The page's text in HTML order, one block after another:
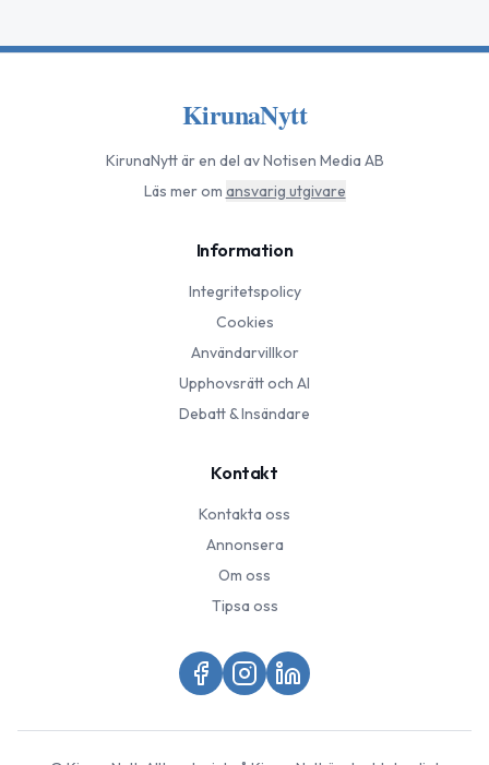
KirunaNytt
KirunaNyttär en del av Notisen Media AB
Läs mer om ansvarig utgivare
Information
Integritetspolicy
Cookies
Användarvillkor
Upphovsrätt och AI
Debatt & Insändare
Kontakt
Kontakta oss
Annonsera
Om oss
Tipsa oss